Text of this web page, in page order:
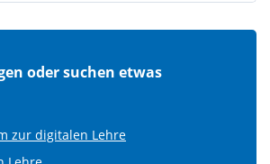
oder suchen etwas
zur digitalen Lehre